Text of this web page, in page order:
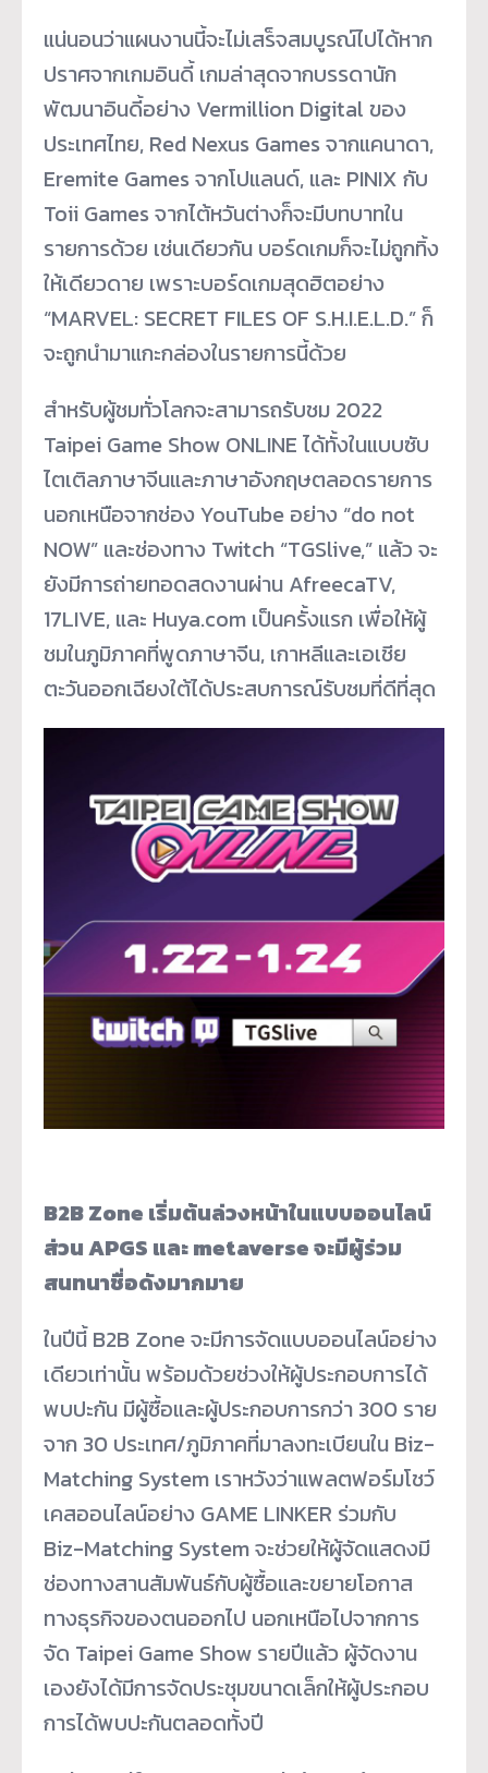
แน่นอนว่าแผนงานนี้จะไม่เสร็จสมบูรณ์ไปได้หาก
ปราศจากเกมอินดี้ เกมล่าสุดจากบรรดานัก
พัฒนาอินดี้อย่าง Vermillion Digital ของ
ประเทศไทย, Red Nexus Games จากแคนาดา,
Eremite Games จากโปแลนด์, และ PINIX กับ
Toii Games จากไต้หวันต่างก็จะมีบทบาทใน
รายการด้วย เช่นเดียวกัน บอร์ดเกมก็จะไม่ถูกทิ้ง
ให้เดียวดาย เพราะบอร์ดเกมสุดฮิตอย่าง
“MARVEL: SECRET FILES OF S.H.I.E.L.D.” ก็
จะถูกนำมาแกะกล่องในรายการนี้ด้วย
สำหรับผู้ชมทั่วโลกจะสามารถรับชม 2022
Taipei Game Show ONLINE ได้ทั้งในแบบซับ
ไตเติลภาษาจีนและภาษาอังกฤษตลอดรายการ
นอกเหนือจากช่อง YouTube อย่าง “do not
NOW” และช่องทาง Twitch “TGSlive,” แล้ว จะ
ยังมีการถ่ายทอดสดงานผ่าน AfreecaTV,
17LIVE, และ Huya.com เป็นครั้งแรก เพื่อให้ผู้
ชมในภูมิภาคที่พูดภาษาจีน, เกาหลีและเอเชีย
ตะวันออกเฉียงใต้ได้ประสบการณ์รับชมที่ดีที่สุด
B2B Zone เริ่มต้นล่วงหน้าในแบบออนไลน์
ส่วน APGS และ metaverse จะมีผู้ร่วม
สนทนาชื่อดังมากมาย
ในปีนี้ B2B Zone จะมีการจัดแบบออนไลน์อย่าง
เดียวเท่านั้น พร้อมด้วยช่วงให้ผู้ประกอบการได้
พบปะกัน มีผู้ซื้อและผู้ประกอบการกว่า 300 ราย
จาก 30 ประเทศ/ภูมิภาคที่มาลงทะเบียนใน Biz-
Matching System เราหวังว่าแพลตฟอร์มโชว์
เคสออนไลน์อย่าง GAME LINKER ร่วมกับ
Biz-Matching System จะช่วยให้ผู้จัดแสดงมี
ช่องทางสานสัมพันธ์กับผู้ซื้อและขยายโอกาส
ทางธุรกิจของตนออกไป นอกเหนือไปจากการ
จัด Taipei Game Show รายปีแล้ว ผู้จัดงาน
เองยังได้มีการจัดประชุมขนาดเล็กให้ผู้ประกอบ
การได้พบปะกันตลอดทั้งปี